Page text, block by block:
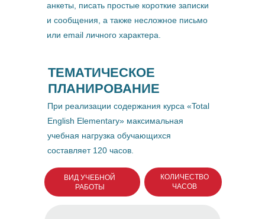
анкеты, писать простые короткие записки
и сообщения, а также несложное письмо
или email личного характера.
ТЕМАТИЧЕСКОЕ
ПЛАНИРОВАНИЕ
При реализации содержания курса «Total
English Elementary» максимальная
учебная нагрузка обучающихся
составляет 120 часов.
ВИД УЧЕБНОЙ
РАБОТЫ
КОЛИЧЕСТВО
ЧАСОВ